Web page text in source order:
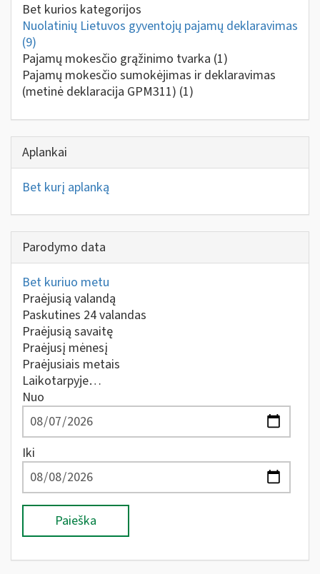
Bet kurios kategorijos
Nuolatinių Lietuvos gyventojų pajamų deklaravimas
(9)
Pajamų mokesčio grąžinimo tvarka (1)
Pajamų mokesčio sumokėjimas ir deklaravimas
(metinė deklaracija GPM311) (1)
Aplankai
Bet kurį aplanką
Parodymo data
Bet kuriuo metu
Praėjusią valandą
Paskutines 24 valandas
Praėjusią savaitę
Praėjusį mėnesį
Praėjusiais metais
Laikotarpyje…
Nuo
Iki
Paieška